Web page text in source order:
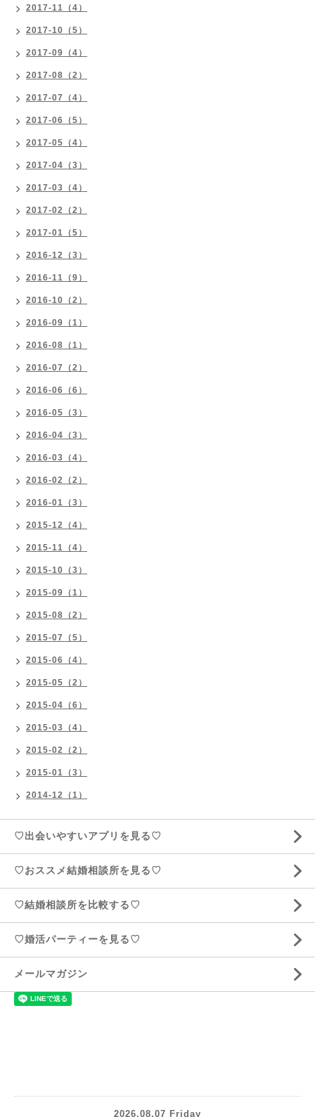
2017-11（4）
2017-10（5）
2017-09（4）
2017-08（2）
2017-07（4）
2017-06（5）
2017-05（4）
2017-04（3）
2017-03（4）
2017-02（2）
2017-01（5）
2016-12（3）
2016-11（9）
2016-10（2）
2016-09（1）
2016-08（1）
2016-07（2）
2016-06（6）
2016-05（3）
2016-04（3）
2016-03（4）
2016-02（2）
2016-01（3）
2015-12（4）
2015-11（4）
2015-10（3）
2015-09（1）
2015-08（2）
2015-07（5）
2015-06（4）
2015-05（2）
2015-04（6）
2015-03（4）
2015-02（2）
2015-01（3）
2014-12（1）
♡出会いやすいアプリを見る♡
♡おススメ結婚相談所を見る♡
♡結婚相談所を比較する♡
♡婚活パーティーを見る♡
メールマガジン
2026.08.07 Friday